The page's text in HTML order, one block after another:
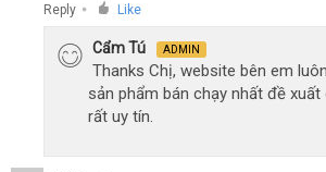
Reply ● Like
Cẩm Tú ADMIN
Thanks Chị, website bên em
sản phẩm bán chạy nhất đề
rất uy tín.